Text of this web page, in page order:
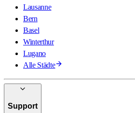
Lausanne
Bern
Basel
Winterthur
Lugano
Alle Städte
Support